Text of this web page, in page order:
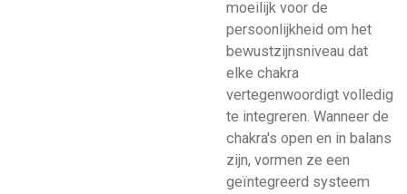
moeilijk voor de
persoonlijkheid om het
bewustzijnsniveau dat
elke chakra
vertegenwoordigt volledig
te integreren. Wanneer de
chakra's open en in balans
zijn, vormen ze een
geïntegreerd systeem